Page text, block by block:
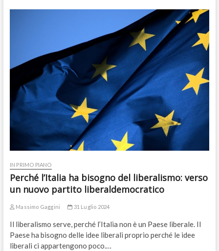
IN PRIMO PIANO
Perché l’Italia ha bisogno del liberalismo: verso
un nuovo partito liberaldemocratico
Massimo Gaggini 31 Luglio 2024
Il liberalismo serve, perché l’Italia non è un Paese liberale. Il
Paese ha bisogno delle idee liberali proprio perché le idee
liberali ci appartengono poco.…